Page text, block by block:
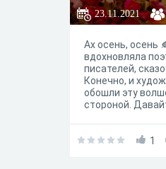
23.11.2021
Ах осень, осень
вдохновляла
писателей,
Конечно, и
обошли эту
стороной.
1